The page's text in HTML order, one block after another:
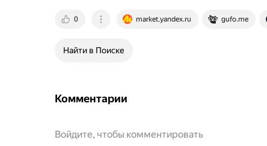
0 market.yandex.ru gufo.me
Найти в Поиске
Комментарии
Войдите, чтобы комментировать